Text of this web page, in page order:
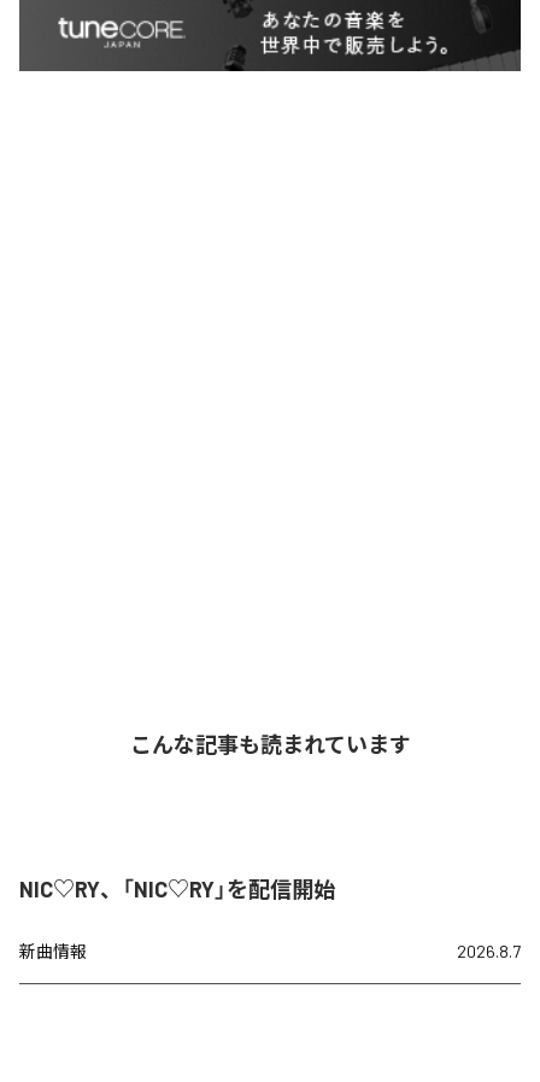
こんな記事も読まれています
NIC♡RY、「NIC♡RY」を配信開始
新曲情報 2026.8.7